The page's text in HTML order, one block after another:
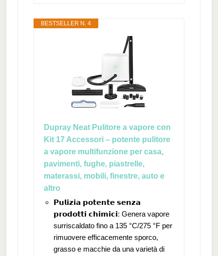
BESTSELLER N. 4
Dupray Neat Pulitore a vapore con
Kit 17 Accessori – potente pulitore
a vapore multifunzione per casa,
pavimenti, fughe, piastrelle,
materassi, mobili, finestre, auto e
altro
𝗣𝘂𝗹𝗶𝘇𝗶𝗮 𝗽𝗼𝘁𝗲𝗻𝘁𝗲 𝘀𝗲𝗻𝘇𝗮
𝗽𝗿𝗼𝗱𝗼𝘁𝘁𝗶 𝗰𝗵𝗶𝗺𝗶𝗰𝗶: Genera vapore
surriscaldato fino a 135 °C/275 °F per
rimuovere efficacemente sporco,
grasso e macchie da una varietà di